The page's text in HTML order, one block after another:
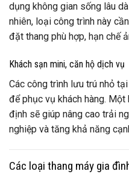
dụng không gian sống lâu
nhiên, loại công trình này
đặt thang phù hợp, hạn chế
Khách sạn mini, căn hộ dịch vụ
Các công trình lưu trú nhỏ
để phục vụ khách hàng. Một
định sẽ giúp nâng cao trải
nghiệp và tăng khả năng
Các loại thang máy gia